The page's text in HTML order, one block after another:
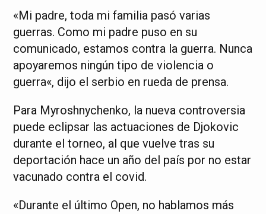
«Mi padre, toda mi familia pasó varias
guerras. Como mi padre puso en su
comunicado, estamos contra la guerra. Nunca
apoyaremos ningún tipo de violencia o
guerra«, dijo el serbio en rueda de prensa.
Para Myroshnychenko, la nueva controversia
puede eclipsar las actuaciones de Djokovic
durante el torneo, al que vuelve tras su
deportación hace un año del país por no estar
vacunado contra el covid.
«Durante el último Open, no hablamos más